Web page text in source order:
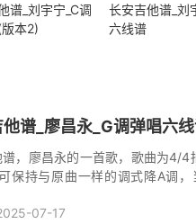
谱_刘宇宁_C调
本2)
长安吉他谱_刘
六线谱
谱_廖昌永_G调弹唱六
谱，廖昌永的一首歌，歌曲为4/
保持与原曲一样的调式降A调
07-17